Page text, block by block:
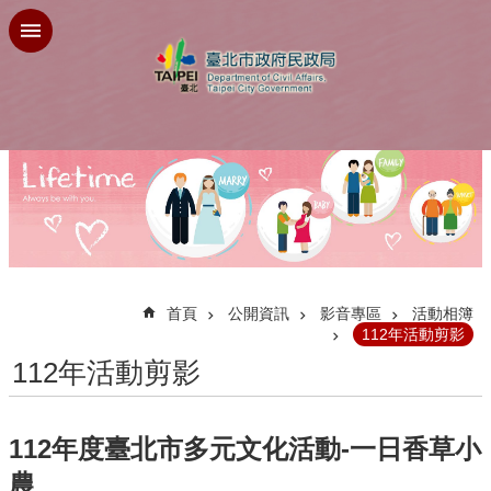
跳到主要內容區塊
首頁 公開資訊 影音專區
活動相簿
112年活動剪影
112年活動剪影
112年度臺北市多元文化活動-一日香草小
農